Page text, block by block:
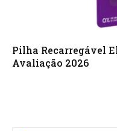
Pilha Recarregável
Avaliação 2026